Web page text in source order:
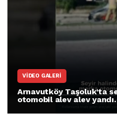
VIDEO GALERI
Arnavutköy Taşoluk’ta
otomobil alev alev yandı.